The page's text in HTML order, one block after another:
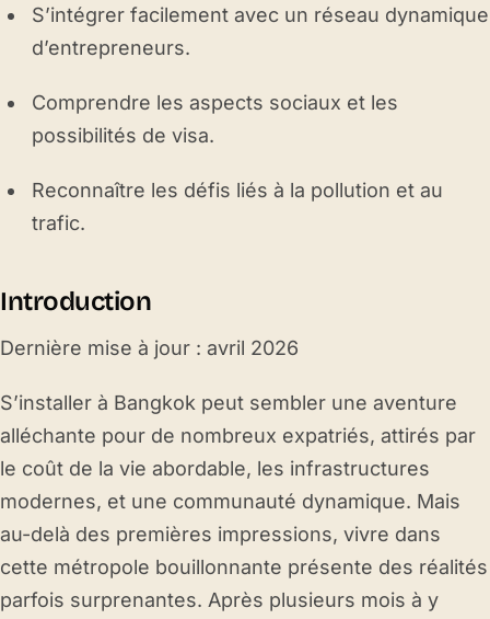
S’intégrer facilement avec un réseau dynamique
d’entrepreneurs.
Comprendre les aspects sociaux et les
possibilités de visa.
Reconnaître les défis liés à la pollution et au
trafic.
Introduction
Dernière mise à jour : avril 2026
S’installer à Bangkok peut sembler une aventure
alléchante pour de nombreux expatriés, attirés par
le coût de la vie abordable, les infrastructures
modernes, et une communauté dynamique. Mais
au-delà des premières impressions, vivre dans
cette métropole bouillonnante présente des réalités
parfois surprenantes. Après plusieurs mois à y